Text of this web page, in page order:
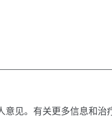
见。有关更多信息和治